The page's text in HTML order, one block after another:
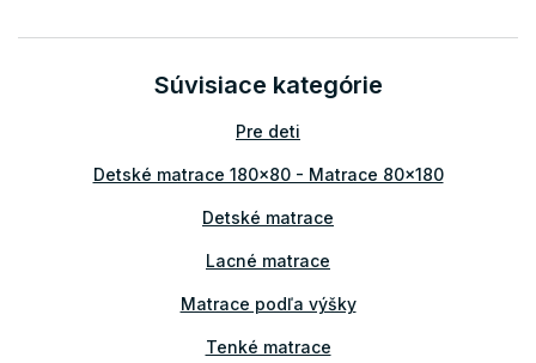
Súvisiace kategórie
Pre deti
Detské matrace 180x80 - Matrace 80x180
Detské matrace
Lacné matrace
Matrace podľa výšky
Tenké matrace